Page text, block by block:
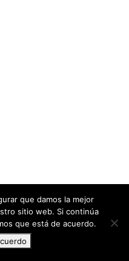
que damos la mejor
sitio web. Si continúa
que está de acuerdo.